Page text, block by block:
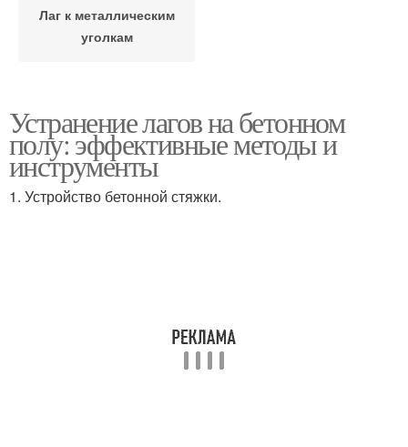
Лаг к металлическим
уголкам
Устранение лагов на бетонном
полу: эффективные методы и
инструменты
1. Устройство бетонной стяжки.